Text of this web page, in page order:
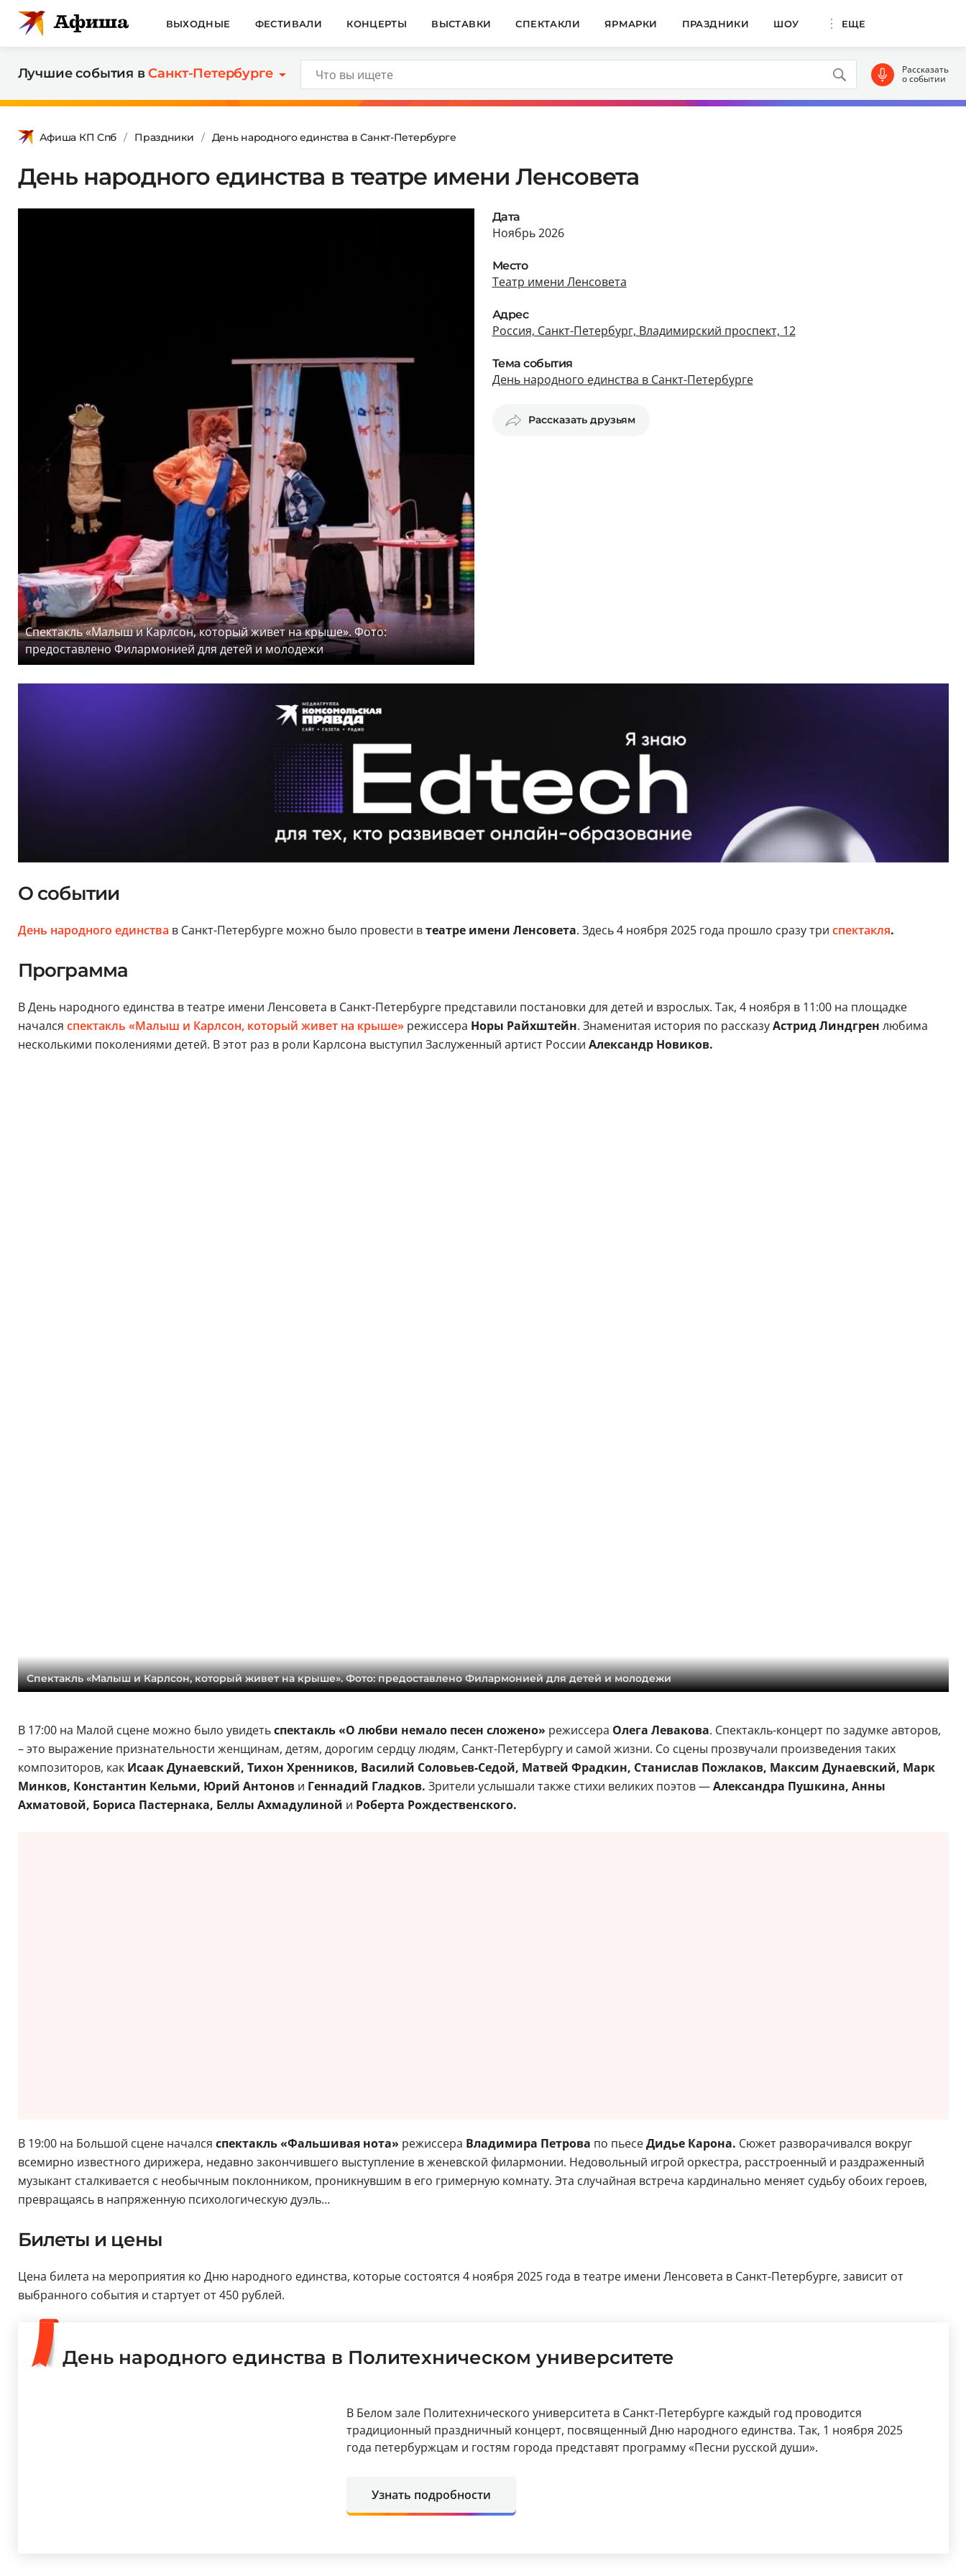
ВЫХОДНЫЕ ФЕСТИВАЛИ КОНЦЕРТЫ ВЫСТАВКИ СПЕКТАКЛИ ЯРМАРКИ ПРАЗДНИКИ ШОУ ЕЩЕ
Лучшие события вСанкт-Петербурге Рассказать
о событии
Афиша КП Спб Праздники День народного единства в Санкт-Петербурге
День народного единства в театре имени Ленсовета
Спектакль «Малыш и Карлсон, который живет на крыше». Фото:
предоставлено Филармонией для детей и молодежи
Дата
Ноябрь 2026
Место
Театр имени Ленсовета
Адрес
Россия, Санкт-Петербург, Владимирский проспект, 12
Тема события
День народного единства в Санкт-Петербурге
Рассказать друзьям
О событии
День народного единства в Санкт-Петербурге можно было провести втеатре имени Ленсовета. Здесь 4 ноября 2025 года прошло сразу три спектакля.
Программа
В День народного единства в театре имени Ленсовета в Санкт-Петербурге представили постановки для детей и взрослых. Так, 4 ноября в 11:00 на площадке
начался спектакль «Малыш и Карлсон, который живет на крыше»режиссера Норы Райхштейн. Знаменитая история по рассказуАстрид Линдгрен любима
несколькими поколениями детей. В этот раз в роли Карлсона выступил Заслуженный артист России Александр Новиков.
Спектакль «Малыш и Карлсон, который живет на крыше». Фото: предоставлено Филармонией для детей и молодежи
В 17:00 на Малой сцене можно было увидетьспектакль «О любви немало песен сложено» режиссера Олега Левакова. Спектакль-концерт по задумке авторов,
– это выражение признательности женщинам, детям, дорогим сердцу людям, Санкт-Петербургу и самой жизни. Со сцены прозвучали произведения таких
композиторов, какИсаак Дунаевский, Тихон Хренников, Василий Соловьев-Седой, Матвей Фрадкин, Станислав Пожлаков, Максим Дунаевский, Марк
Минков, Константин Кельми, Юрий Антонови Геннадий Гладков. Зрители услышали также стихи великих поэтов —Александра Пушкина, Анны
Ахматовой, Бориса Пастернака, Беллы Ахмадулиной и Роберта Рождественского.
В 19:00 на Большой сцене начался спектакль «Фальшивая нота» режиссера Владимира Петрова по пьесеДидье Карона. Сюжет разворачивался вокруг
всемирно известного дирижера, недавно закончившего выступление в женевской филармонии. Недовольный игрой оркестра, расстроенный и раздраженный
музыкант сталкивается с необычным поклонником, проникнувшим в его гримерную комнату. Эта случайная встреча кардинально меняет судьбу обоих героев,
превращаясь в напряженную психологическую дуэль…
Билеты и цены
Цена билета на мероприятия ко Дню народного единства, которые состоятся 4 ноября 2025 года в театре имени Ленсовета в Санкт-Петербурге, зависит от
выбранного события и стартует от 450 рублей.
День народного единства в Политехническом университете
В Белом зале Политехнического университета в Санкт-Петербурге каждый год проводится
традиционный праздничный концерт, посвященный Дню народного единства. Так, 1 ноября 2025
года петербуржцам и гостям города представят программу «Песни русской души».
Узнать подробности